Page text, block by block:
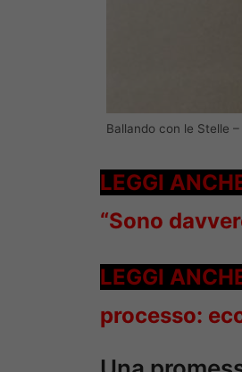
Ballando con le Stelle
LEGGI
“Sono
LEGGI
processo: